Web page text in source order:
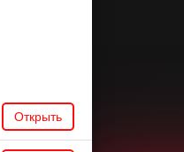
Открыть